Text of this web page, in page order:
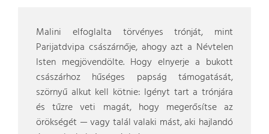
Malini elfoglalta törvényes trónját, mint
Parijatdvipa császárnője, ahogy azt a Névtelen
Isten megjövendölte. Hogy elnyerje a bukott
császárhoz hűséges papság támogatását,
szörnyű alkut kell kötnie: Igényt tart a trónjára
és tűzre veti magát, hogy megerősítse az
örökségét — vagy talál valaki mást, aki hajlandó